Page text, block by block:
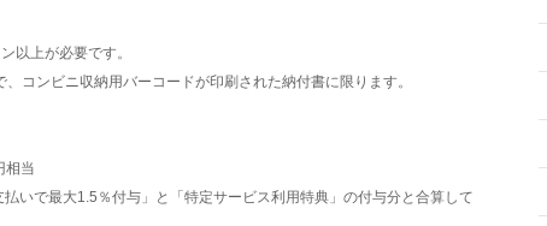
以上が必要です。
コンビニ収納用バーコードが印刷された納付書に限ります。
相当
いで最大1.5％付与」と「特定サービス利用特典」の付与分と合算して